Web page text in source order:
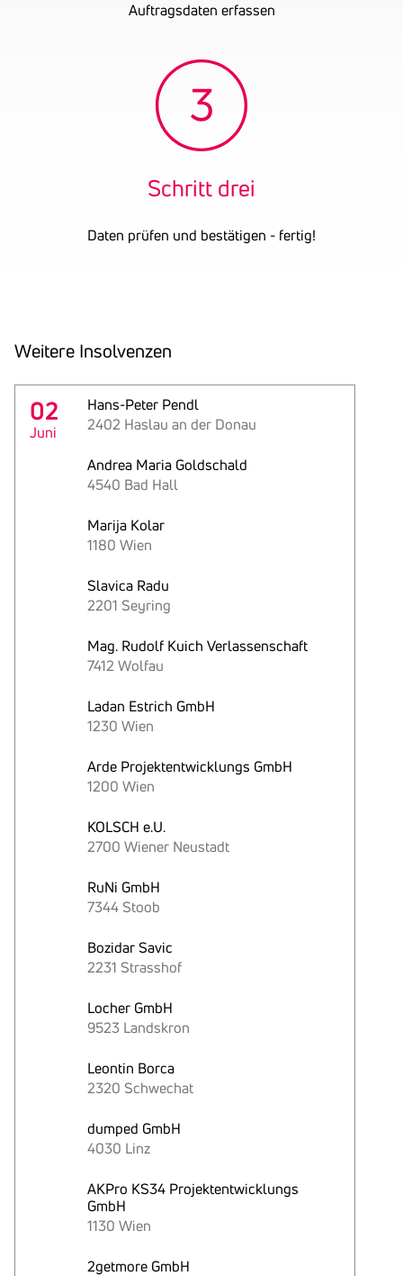
Auftragsdaten erfassen
Schritt drei
Daten prüfen und bestätigen - fertig!
Weitere Insol­venzen
02
Juni
Hans-Peter Pendl
2402 Haslau an der Donau
Andrea Maria Goldschald
4540 Bad Hall
Marija Kolar
1180 Wien
Slavica Radu
2201 Seyring
Mag. Rudolf Kuich Verlassenschaft
7412 Wolfau
Ladan Estrich GmbH
1230 Wien
Arde Projektentwicklungs GmbH
1200 Wien
KOLSCH e.U.
2700 Wiener Neustadt
RuNi GmbH
7344 Stoob
Bozidar Savic
2231 Strasshof
Locher GmbH
9523 Landskron
Leontin Borca
2320 Schwechat
dumped GmbH
4030 Linz
AKPro KS34 Projektentwicklungs
GmbH
1130 Wien
2getmore GmbH